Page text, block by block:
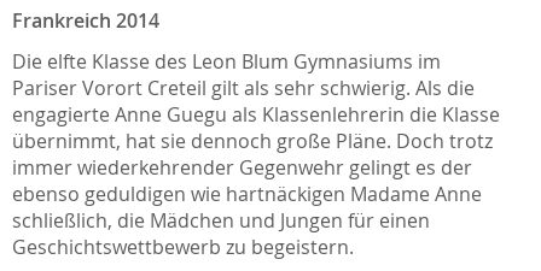
Frankreich 2014
Die elfte Klasse des Leon Blum Gymnasiums im
Pariser Vorort Creteil gilt als sehr schwierig. Als die
engagierte Anne Guegu als Klassenlehrerin die Klasse
übernimmt, hat sie dennoch große Pläne. Doch trotz
immer wiederkehrender Gegenwehr gelingt es der
ebenso geduldigen wie hartnäckigen Madame Anne
schließlich, die Mädchen und Jungen für einen
Geschichtswettbewerb zu begeistern.